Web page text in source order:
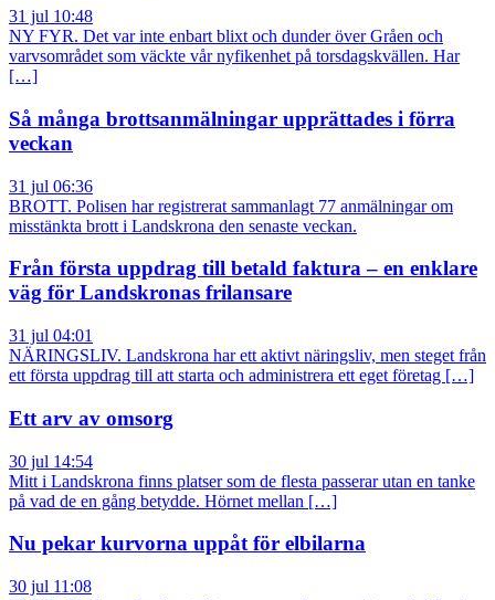
31 jul 10:48
NY FYR. Det var inte enbart blixt och dunder över Gråen och
varvsområdet som väckte vår nyfikenhet på torsdagskvällen. Har
[…]
Så många brottsanmälningar upprättades i förra
veckan
31 jul 06:36
BROTT. Polisen har registrerat sammanlagt 77 anmälningar om
misstänkta brott i Landskrona den senaste veckan.
Från första uppdrag till betald faktura – en enklare
väg för Landskronas frilansare
31 jul 04:01
NÄRINGSLIV. Landskrona har ett aktivt näringsliv, men steget från
ett första uppdrag till att starta och administrera ett eget företag […]
Ett arv av omsorg
30 jul 14:54
Mitt i Landskrona finns platser som de flesta passerar utan en tanke
på vad de en gång betydde. Hörnet mellan […]
Nu pekar kurvorna uppåt för elbilarna
30 jul 11:08